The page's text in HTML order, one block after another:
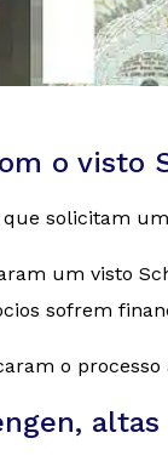
o visto
solicitam
um visto
sofrem
o
altas